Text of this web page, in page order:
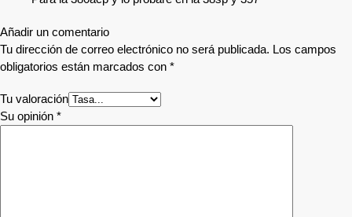
Añadir un comentario
Tu dirección de correo electrónico no será publicada. Los campos
obligatorios están marcados con *
Tu valoración
Su opinión *